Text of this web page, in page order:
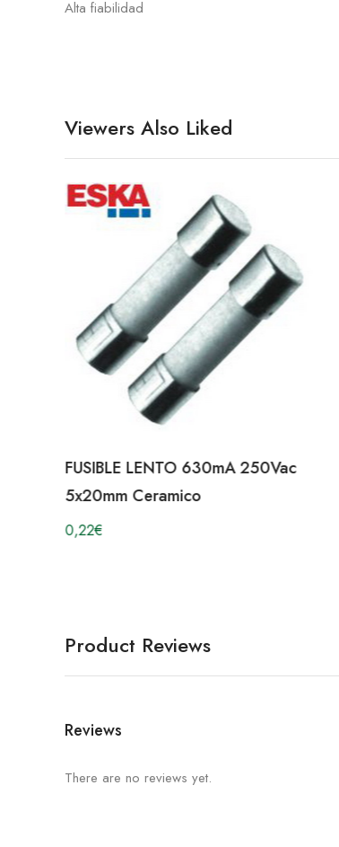
Alta fiabilidad
Viewers Also Liked
FUSIBLE LENTO 630mA 250Vac
5x20mm Ceramico
0,22€
Product Reviews
Reviews
There are no reviews yet.